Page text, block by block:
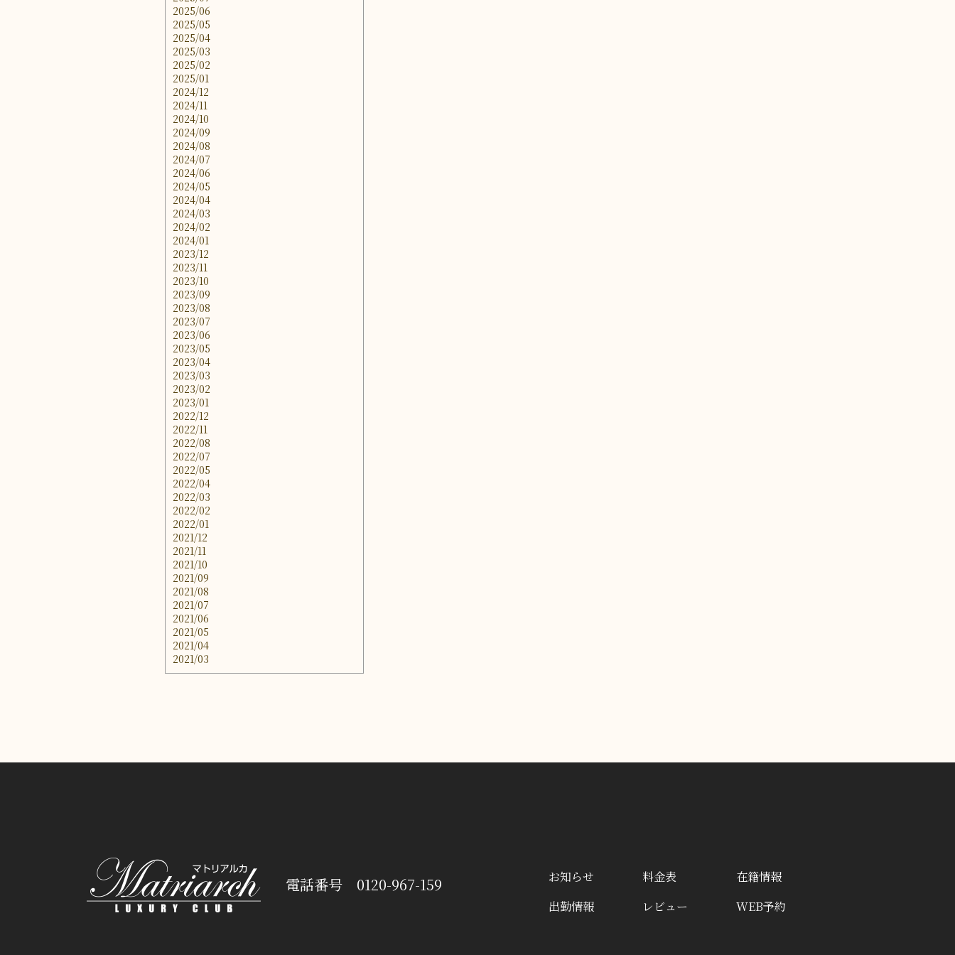
2025/06
2025/05
2025/04
2025/03
2025/02
2025/01
2024/12
2024/11
2024/10
2024/09
2024/08
2024/07
2024/06
2024/05
2024/04
2024/03
2024/02
2024/01
2023/12
2023/11
2023/10
2023/09
2023/08
2023/07
2023/06
2023/05
2023/04
2023/03
2023/02
2023/01
2022/12
2022/11
2022/08
2022/07
2022/05
2022/04
2022/03
2022/02
2022/01
2021/12
2021/11
2021/10
2021/09
2021/08
2021/07
2021/06
2021/05
2021/04
2021/03
電話番号 0120-967-159 お知らせ 料金表
在籍情報
出勤情報
レビュー WEB予約